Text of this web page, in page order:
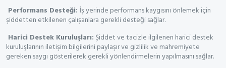
Performans Desteği: İş yerinde performans kaygısını önlemek için
şiddetten etkilenen çalışanlara gerekli desteği sağlar.
Harici Destek Kuruluşları: Şiddet ve tacizle ilgilenen harici destek
kuruluşlarının iletişim bilgilerini paylaşır ve gizlilik ve mahremiyete
gereken saygı gösterilerek gerekli yönlendirmelerin yapılmasını sağlar.